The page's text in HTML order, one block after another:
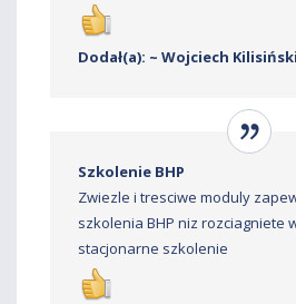
Dodał(a): ~ Wojciech Kilisiński
Szkolenie BHP
Zwiezle i tresciwe moduly
szkolenia BHP niz rozciagniete
stacjonarne szkolenie